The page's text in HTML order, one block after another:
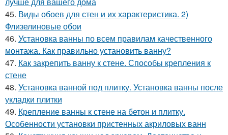
45. Виды обоев для стен и их характеристика. 2)
Флизелиновые обои
46. Установка ванны по всем правилам качественного
монтажа. Как правильно установить ванну?
47. Как закрепить ванну к стене. Способы крепления к
стене
48. Установка ванной под плитку. Установка ванны после
укладки плитки
49. Крепление ванны к стене на бетон и плитку.
Особенности установки пристенных акриловых ванн